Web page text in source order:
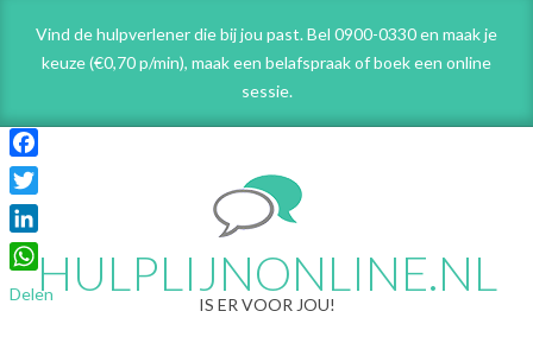
content
Vind de hulpverlener die bij jou past. Bel 0900-0330 en maak je
keuze (€0,70 p/min), maak een belafspraakof boek een online
sessie.
HULPLIJNONLINE.NL
IS ER VOOR JOU!
Facebook
Twitter
LinkedIn
WhatsApp
Delen